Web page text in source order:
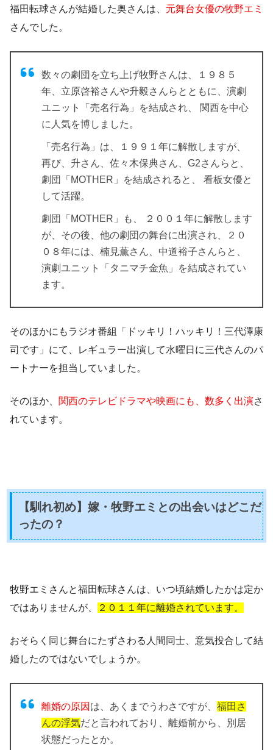
福田転球さんが結婚した奥さんは、 元舞台女優の牧野エミ
さんでした。
数々の劇団を立ち上げ牧野さんは、１９８５
年、立原啓裕さんや升毅さんらとともに、演劇
ユニット「 売名行為 」を結成され、 関西を中心
に人気を博しました。
「売名行為」は、１９９１年に解散しますが、
再び、升さん、佐々木保典さん、G2さんらと、
劇団「MOTHER」を結成されると、 看板女優と
して活躍。
劇団「MOTHER」も、 ２００１年に解散します
が、その後、他の劇団の舞台に出演され、２０
０８年には、楠見薫さん、中道裕子さんらと、
演劇ユニット「タニマチ金魚」を結成されてい
ます。
そのほかにもラジオ番組「ドッキリ！ハッキリ！三代澤康
司です」にて、レギュラー出演して水曜日に三代さんのパ
ートナーを担当していました。
そのほか、 関西のテレビドラマや映画にも、数多く出演さ
れています。
【馴れ初め】嫁・牧野エミとの出会いはどこだ
ったの？
牧野エミさんと福田転球さんは、 いつ頃結婚したかは定か
ではありませんが
２０１１年に離婚されています。
おそらく同じ舞台にたずさわる人間同士、意気投合して結
婚したのではないでしょうか。
離婚の原因 は、あくまでうわさですが、 福田さ
んの浮気だと言われており、離婚前から、別居
状態だったとか。